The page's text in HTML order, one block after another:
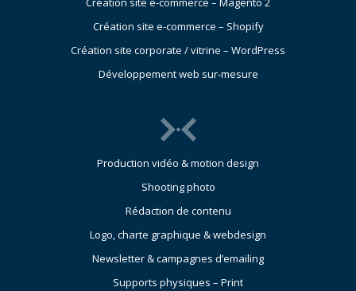
Création site e-commerce – Shopify
Création site corporate / vitrine – WordPress
Développement web sur-mesure
Production vidéo & motion design
Shooting photo
Rédaction de contenu
Logo, charte graphique & webdesign
Newsletter & campagnes d’emailing
Supports physiques – Print